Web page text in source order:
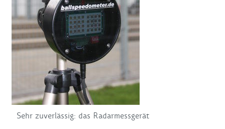
Sehr zuverlässig: das Radarmessgerät